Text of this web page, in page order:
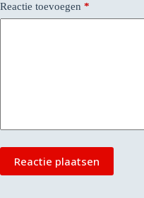
Reactie toevoegen *
Reactie plaatsen